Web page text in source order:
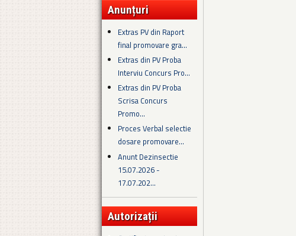
Anunțuri
Extras PV din Raport
final promovare gra...
Extras din PV Proba
Interviu Concurs Pro...
Extras din PV Proba
Scrisa Concurs
Promo...
Proces Verbal selectie
dosare promovare...
Anunt Dezinsectie
15.07.2026 -
17.07.202...
Autorizații